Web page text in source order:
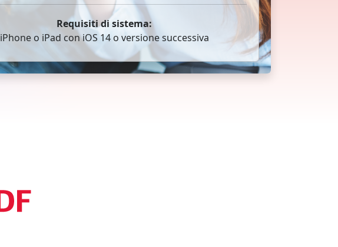
Requisiti di sistema:
iPhone o iPad con iOS 14 o versione successiva